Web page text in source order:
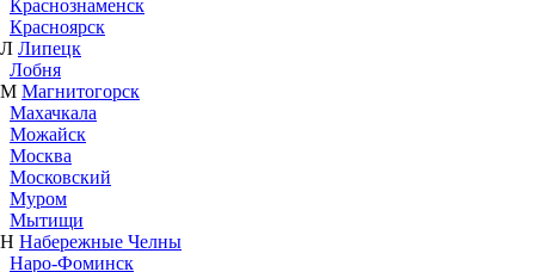
Краснознаменск
Красноярск
Л Липецк
Лобня
М Магнитогорск
Махачкала
Можайск
Москва
Московский
Муром
Мытищи
Н Набережные Челны
Наро-Фоминск